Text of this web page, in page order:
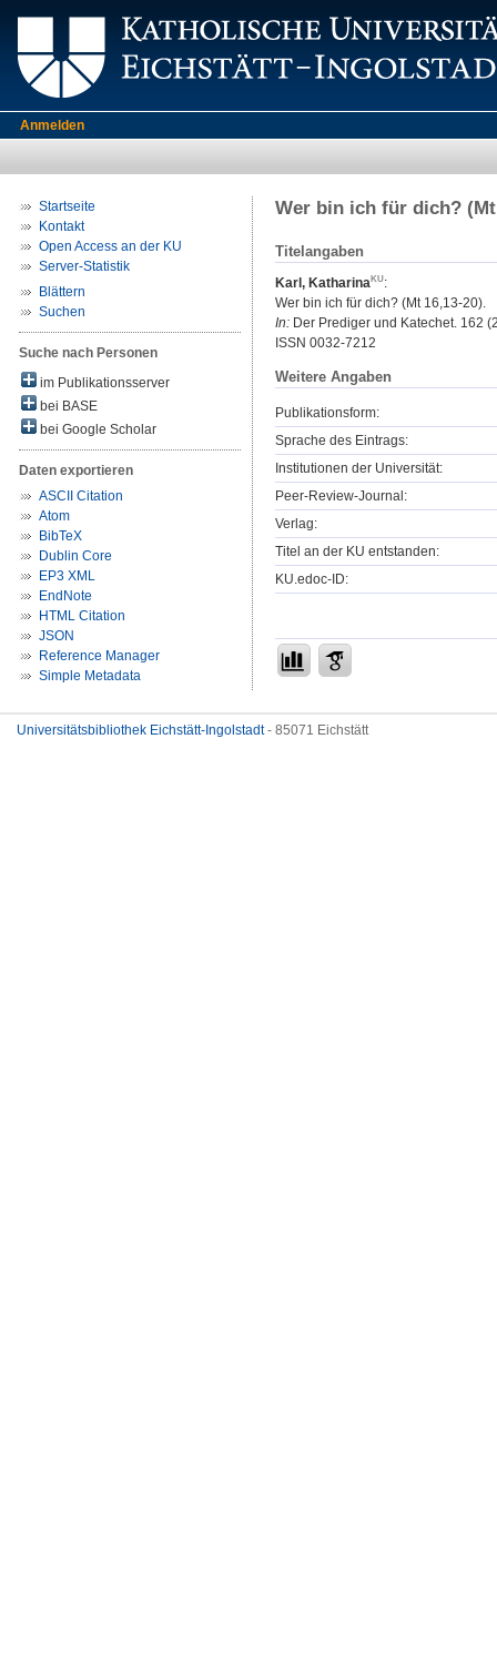
Anmelden
Startseite
Kontakt
Open Access an der KU
Server-Statistik
Blättern
Suchen
Suche nach Personen
im Publikationsserver
bei BASE
bei Google Scholar
Daten exportieren
ASCII Citation
Atom
BibTeX
Dublin Core
EP3 XML
EndNote
HTML Citation
JSON
Reference Manager
Simple Metadata
Wer bin ich für dich? (Mt
Titelangaben
Karl, Katharina
:
Wer bin ich für dich? (Mt 16,13-20).
In: Der Prediger und Katechet. 162
ISSN 0032-7212
Weitere Angaben
Publikationsform:
Sprache des Eintrags:
Institutionen der Universität:
Peer-Review-Journal:
Verlag:
Titel an der KU entstanden:
KU.edoc-ID:
Universitätsbibliothek Eichstätt-Ingolstadt- 85071 Eichstätt